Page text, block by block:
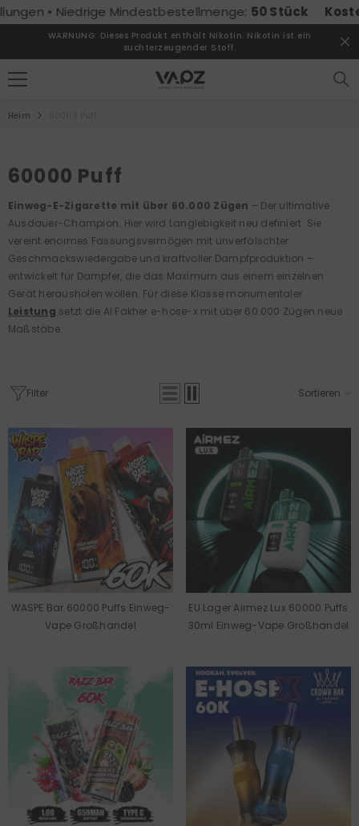
Mindestbestellmenge:50 Stück Kostenloser
WARNUNG: Dieses Produkt enthält Nikotin. Nikotin ist ein
suchterzeugender Stoff.
Heim
60000 Puff
Einweg-E-Zigarette mit über 60.000 Zügen – Der ultimative
Ausdauer-Champion. Hier wird Langlebigkeit neu definiert. Sie
vereint enormes Fassungsvermögen mit unverfälschter
Geschmackswiedergabe und kraftvoller Dampfproduktion –
entwickelt für Dampfer, die das Maximum aus einem einzelnen
Gerät herausholen wollen. Für diese Klasse monumentaler
Leistung setzt die Al Fakher e-hose-x mit über 60.000 Zügen neue
Maßstäbe.
Filter Sortieren
WASPE Bar 60000 Puffs Einweg-
Vape Großhandel
EU Lager Airmez Lux 60000 Puffs
30ml Einweg-Vape Großhandel